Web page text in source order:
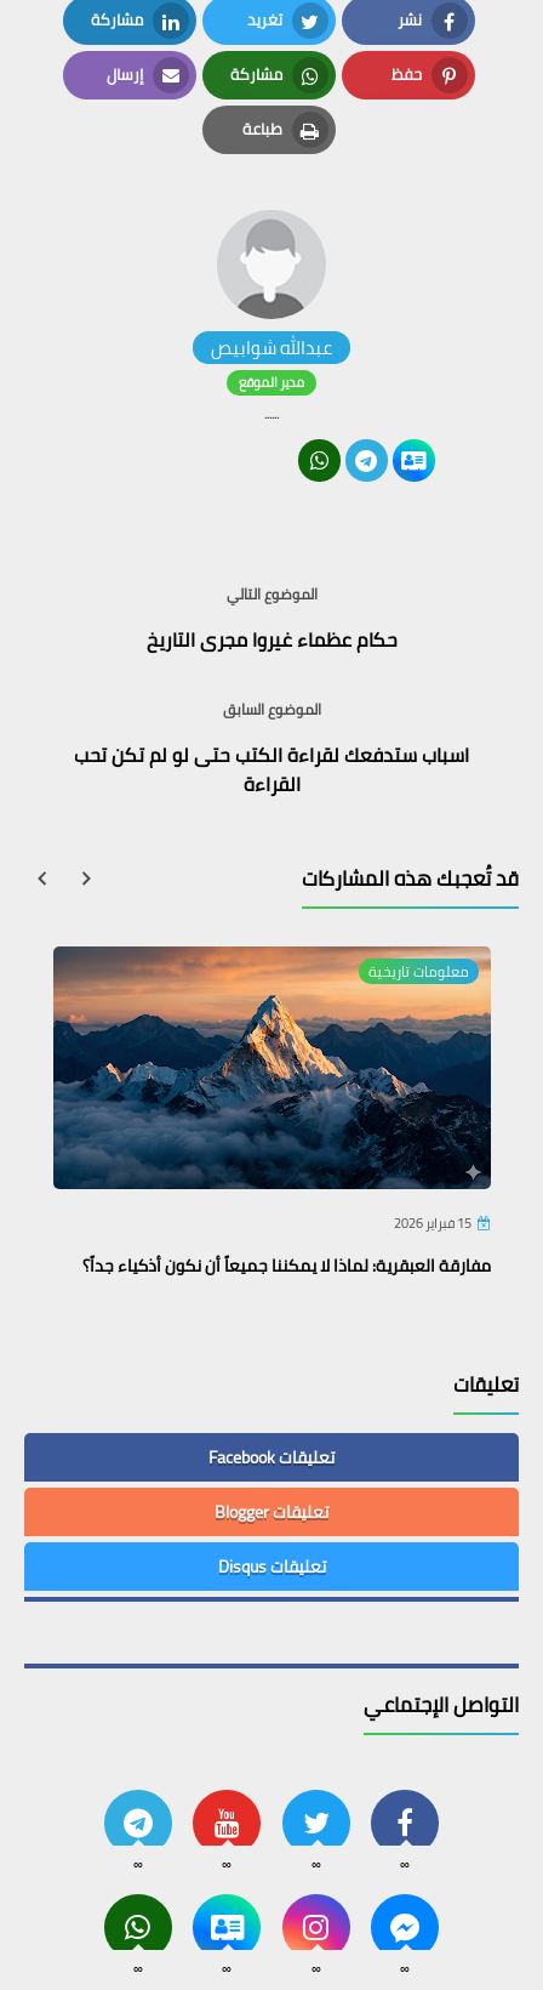
نشر
Facebook
تغريد
Twitter
مشاركة
LinkedIn
حفظ
Pinterest
مشاركة
Whatsapp
إرسال
Email
طباعة
Print
عبدالله شوابيص
مدير الموقع
......
الموضوع التالي
حكام عظماء غيروا مجرى التاريخ
الموضوع السابق
اسباب ستدفعك لقراءة الكتب حتى لو لم تكن تحب
القراءة
قد تُعجبك هذه المشاركات
معلومات تاريخية
15 فبراير 2026
مفارقة العبقرية: لماذا لا يمكننا جميعاً أن نكون أذكياء جداً؟
تعليقات
تعليقات Facebook
تعليقات Blogger
تعليقات Disqus
التواصل الإجتماعي
∞
∞
∞
∞
∞
∞
∞
∞